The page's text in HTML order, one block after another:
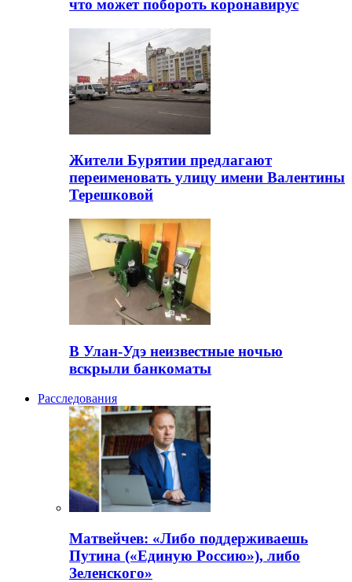
что может побороть коронавирус
Жители Бурятии предлагают
переименовать улицу имени Валентины
Терешковой
В Улан-Удэ неизвестные ночью
вскрыли банкоматы
Расследования
Матвейчев: «Либо поддерживаешь
Путина («Единую Россию»), либо
Зеленского»